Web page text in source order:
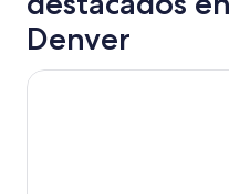
Denver
Sheraton Denver